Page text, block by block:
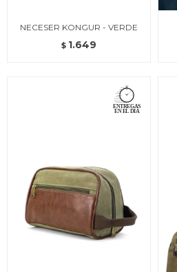
NECESER KONGUR - VERDE
$ 1.649